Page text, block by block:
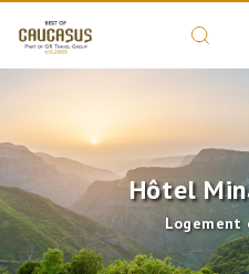
Hôtel
Logement